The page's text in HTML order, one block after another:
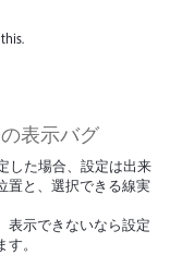
表示バグ
した場合、設定は出来
置と、選択できる線実
表示できないなら設定
。